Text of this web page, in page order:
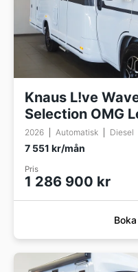
Knaus L!ve
Selection OMG
2026 Automatisk Diesel
7 551 kr/mån
Pris
1 286 900 kr